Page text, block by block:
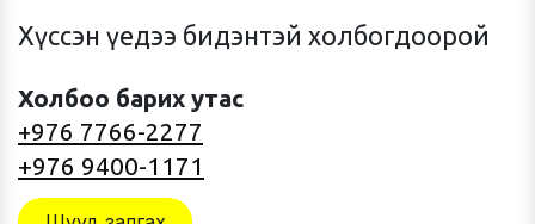
Хүссэн үедээ бидэнтэй холбогдоорой
Холбоо барих утас
+976 7766-2277
+976 9400-1171